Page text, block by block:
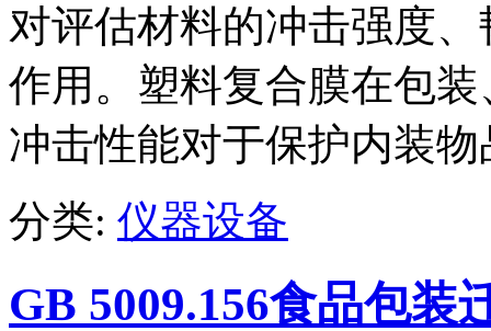
对评估材料的冲击强度
作用。塑料复合膜在包
冲击性能对于保护内装
分类: 仪器设备
GB 5009.156食品包装